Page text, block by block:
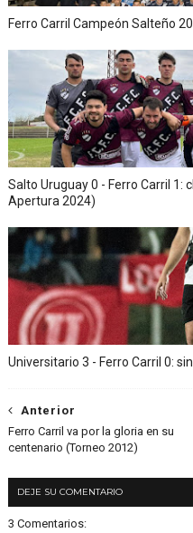
Ferro Carril Campeón Salteño
Salto Uruguay 0 - Ferro Carril 1:
Apertura 2024)
Universitario 3 - Ferro Carril 0:
Anterior
Ferro Carril va por la gloria en su
centenario (Torneo 2012)
DEJE SU COMENTARIO
3 Comentarios: